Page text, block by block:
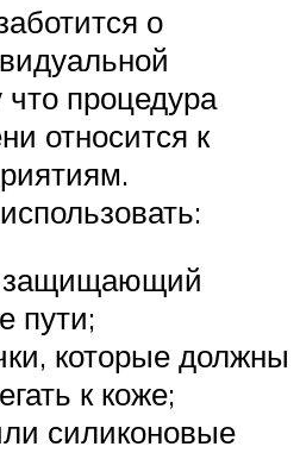
о
процедура
относится к
защищающий
пути;
которые должны
к коже;
силиконовые